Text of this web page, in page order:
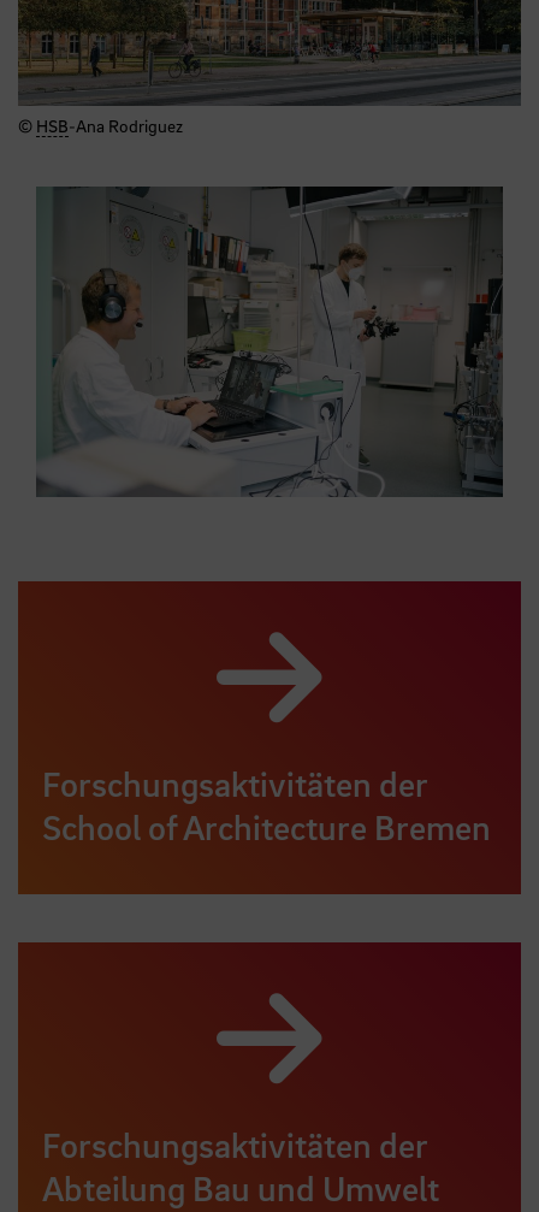
© HSB-Ana Rodriguez
Forschungsaktivitäten der
School of Architecture Bremen
Forschungsaktivitäten der
Abteilung Bau und Umwelt